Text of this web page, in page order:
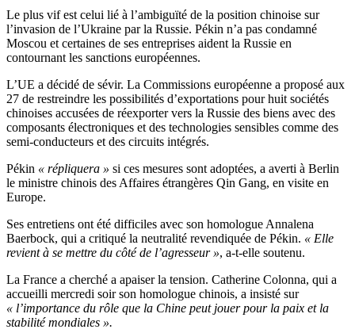
Le plus vif est celui lié à l’ambiguïté de la position chinoise sur
l’invasion de l’Ukraine par la Russie. Pékin n’a pas condamné
Moscou et certaines de ses entreprises aident la Russie en
contournant les sanctions européennes.
L’UE a décidé de sévir. La Commissions européenne a proposé aux
27 de restreindre les possibilités d’exportations pour huit sociétés
chinoises accusées de réexporter vers la Russie des biens avec des
composants électroniques et des technologies sensibles comme des
semi-conducteurs et des circuits intégrés.
Pékin « répliquera » si ces mesures sont adoptées, a averti à Berlin
le ministre chinois des Affaires étrangères Qin Gang, en visite en
Europe.
Ses entretiens ont été difficiles avec son homologue Annalena
Baerbock, qui a critiqué la neutralité revendiquée de Pékin. « Elle
revient à se mettre du côté de l’agresseur », a-t-elle soutenu.
La France a cherché a apaiser la tension. Catherine Colonna, qui a
accueilli mercredi soir son homologue chinois, a insisté sur
« l’importance du rôle que la Chine peut jouer pour la paix et la
stabilité mondiales ».